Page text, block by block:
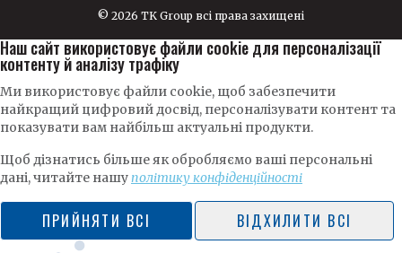
© 2026 TK Group всі права захищені
Наш сайт використовує файли cookie для персоналізації
контенту й аналізу трафіку
Ми використовує файли cookie, щоб забезпечити
найкращий цифровий досвід, персоналізувати контент та
показувати вам найбільш актуальні продукти.
Щоб дізнатись більше як обробляємо ваші персональні
дані, читайте нашуполітику конфіденційності
ПРИЙНЯТИ ВСІ ВІДХИЛИТИ ВСІ